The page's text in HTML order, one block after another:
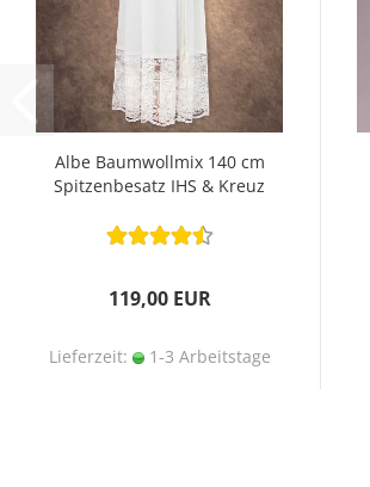
Albe Baumwollmix 140 cm
Spitzenbesatz IHS & Kreuz
119,00 EUR
Lieferzeit: 1-3 Arbeitstage